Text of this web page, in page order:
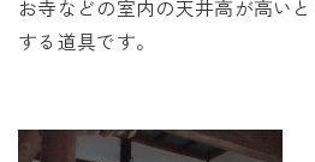
お寺などの室内の天井高が高い
する道具です。